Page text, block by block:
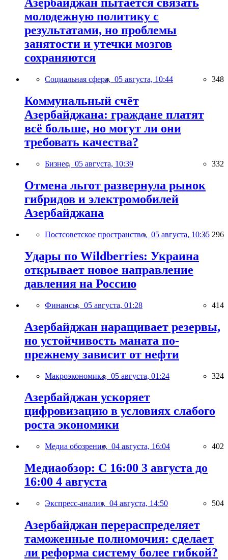
Азербайджан пытается связать
молодежную политику с
результатами, но проблемы
занятости и утечки мозгов
сохраняются
Социальная сфера, 05 августа, 10:44 348
Коммунальный счёт
Азербайджана: граждане платят
всё больше, но могут ли они
требовать качества?
Бизнес, 05 августа, 10:39 332
Отмена льгот развернула рынок
гибридов и электромобилей
Азербайджана
Постсоветское пространство, 05 августа, 10:35 296
Удары по Wildberries: Украина
открывает новое направление
давления на Россию
Финансы, 05 августа, 01:28 414
Азербайджан наращивает резервы,
но устойчивость маната по-
прежнему зависит от нефти
Макроэкономика, 05 августа, 01:24 324
Азербайджан ускоряет
цифровизацию в условиях слабого
роста экономики
Медиа обозрение, 04 августа, 16:04 402
Медиаобзор: С 16:00 3 августа до
16:00 4 августа
Экспресс-анализ, 04 августа, 14:50 504
Азербайджан перераспределяет
таможенные полномочия: сделает
ли реформа систему более гибкой?